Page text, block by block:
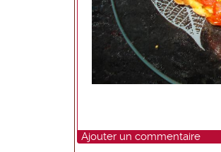
Ajouter un commentaire